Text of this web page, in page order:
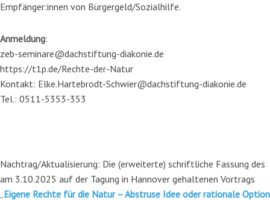
Empfänger:innen von Bürgergeld/Sozialhilfe.
Anmeldung:
zeb-seminare@dachstiftung-diakonie.de
https://t1p.de/Rechte-der-Natur
Kontakt: Elke.Hartebrodt-Schwier@dachstiftung-diakonie.de
Tel.: 0511-5353-353
Nachtrag/Aktualisierung: Die (erweiterte) schriftliche Fassung des
am 3.10.2025 auf der Tagung in Hannover gehaltenen Vortrags
Eigene Rechte für die Natur – Abstruse Idee oder rationale Option